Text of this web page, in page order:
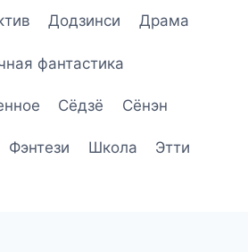
Додзинси Драма
фантастика
Сёдзё Сёнэн
Фэнтези Школа Этти